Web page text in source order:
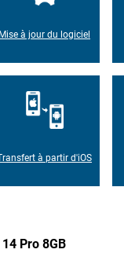
Mise à jour du logiciel
à partir d'iOS
Pro 8GB